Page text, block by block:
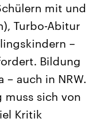
Beiträge,
und
die Vereinigten
mächtigsten Ländern
großem Einfluss auf
mit und
Turbo-Abitur
–
Bildung
– auch in NRW.
muss sich von
Kritik